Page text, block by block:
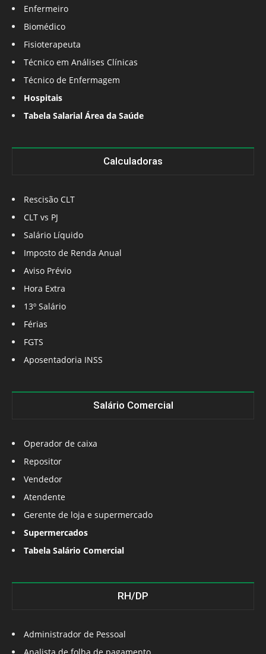
Enfermeiro
Biomédico
Fisioterapeuta
Técnico em Análises Clínicas
Técnico de Enfermagem
Hospitais
Tabela Salarial Área da Saúde
Calculadoras
Rescisão CLT
CLT vs PJ
Salário Líquido
Imposto de Renda Anual
Aviso Prévio
Hora Extra
13º Salário
Férias
FGTS
Aposentadoria INSS
Salário Comercial
Operador de caixa
Repositor
Vendedor
Atendente
Gerente de loja e supermercado
Supermercados
Tabela Salário Comercial
RH/DP
Administrador de Pessoal